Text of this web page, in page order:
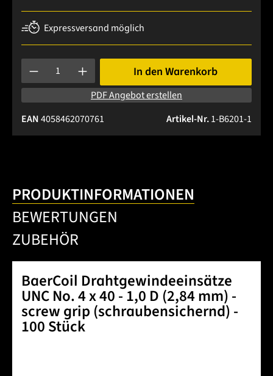
Expressversand möglich
Produkt Anzahl: Gib den gewünschten Wert ein oder
In den Warenkorb
PDF Angebot erstellen
Artikel-Nr.1-B6201-1
EAN4058462070761
PRODUKTINFORMATIONEN
BEWERTUNGEN
ZUBEHÖR
BaerCoil Drahtgewindeeinsätze
UNC No. 4 x 40 - 1,0 D (2,84 mm) -
screw grip (schraubensichernd) -
100 Stück